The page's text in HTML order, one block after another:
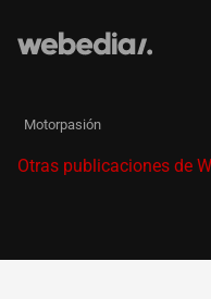
Motorpasión
Otras publicaciones de